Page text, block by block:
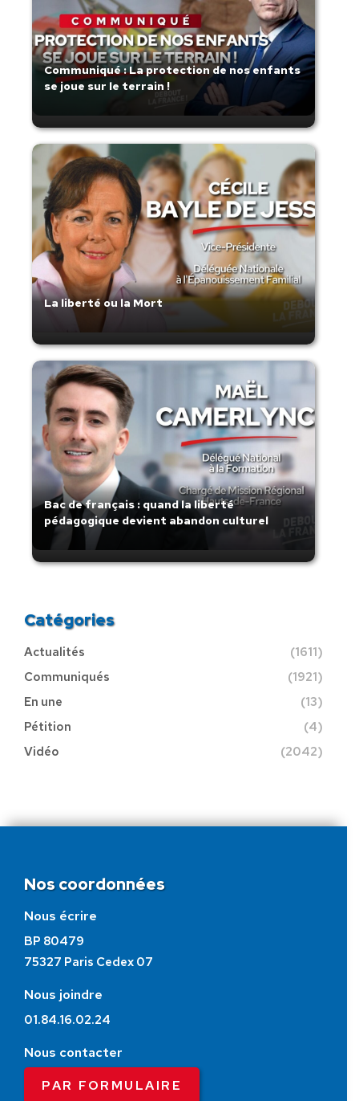
Communiqué : La protection de nos enfants
se joue sur le terrain !
La liberté ou la Mort
Bac de français : quand la liberté
pédagogique devient abandon culturel
Catégories
Actualités
(1611)
Communiqués
(1921)
En une
(13)
Pétition
(4)
Vidéo
(2042)
Nos coordonnées
Nous écrire
BP 80479
75327 Paris Cedex 07
Nous joindre
01.84.16.02.24
Nous contacter
PAR FORMULAIRE